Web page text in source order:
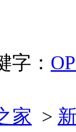
字：
家 >